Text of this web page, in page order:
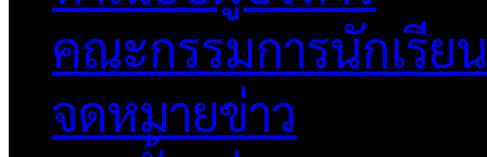
คณะกรรมการนักเรียน
จดหมายข่าว